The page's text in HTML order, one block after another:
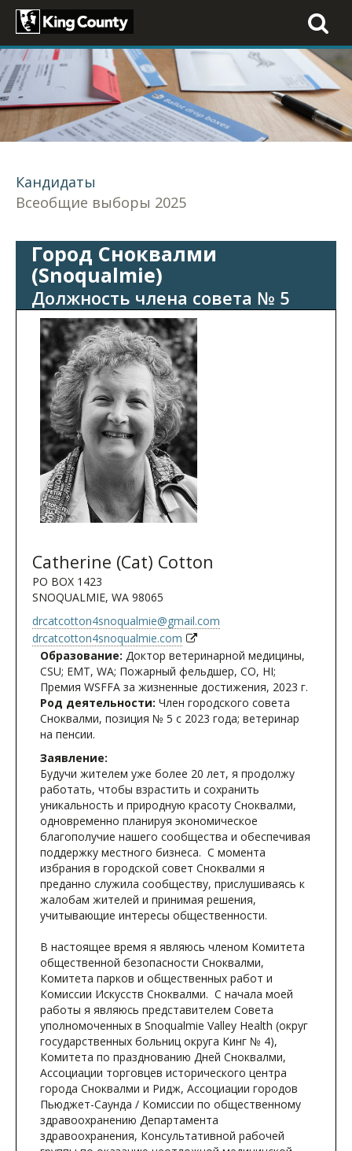
Toggle
Кандидаты
Всеобщие выборы 2025
Город Сноквалми
(Snoqualmie)
Должность члена совета № 5
Catherine (Cat) Cotton
PO BOX 1423
SNOQUALMIE, WA 98065
drcatcotton4snoqualmie@gmail.com
drcatcotton4snoqualmie.com
Образование: Доктор ветеринарной медицины,
CSU; EMT, WA; Пожарный фельдшер, CO, HI;
Премия WSFFA за жизненные достижения, 2023 г.
Род деятельности: Член городского совета
Сноквалми, позиция № 5 с 2023 года; ветеринар
на пенсии.
Заявление:
Будучи жителем уже более 20 лет, я продолжу
работать, чтобы взрастить и сохранить
уникальность и природную красоту Сноквалми,
одновременно планируя экономическое
благополучие нашего сообщества и обеспечивая
поддержку местного бизнеса. С момента
избрания в городской совет Сноквалми я
преданно служила сообществу, прислушиваясь к
жалобам жителей и принимая решения,
учитывающие интересы общественности.
В настоящее время я являюсь членом Комитета
общественной безопасности Сноквалми,
Комитета парков и общественных работ и
Комиссии Искусств Сноквалми. С начала моей
работы я являюсь представителем Совета
уполномоченных в Snoqualmie Valley Health (округ
государственных больниц округа Кинг № 4),
Комитета по празднованию Дней Сноквалми,
Ассоциации торговцев исторического центра
города Сноквалми и Ридж, Ассоциации городов
Пьюджет-Саунда / Комиссии по общественному
здравоохранению Департамента
здравоохранения, Консультативной рабочей